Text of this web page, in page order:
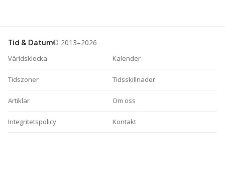
Tid & Datum© 2013–2026
Världsklocka Kalender
Tidszoner Tidsskillnader
Artiklar Om oss
Integritetspolicy Kontakt